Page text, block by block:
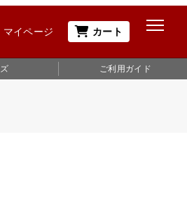
マイページ カート
ご利用ガイド